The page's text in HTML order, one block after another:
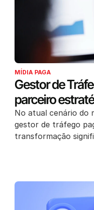
MÍDIA PAGA
Gestor de
parceiro
No atual cenário do
gestor de tráfego
transformação